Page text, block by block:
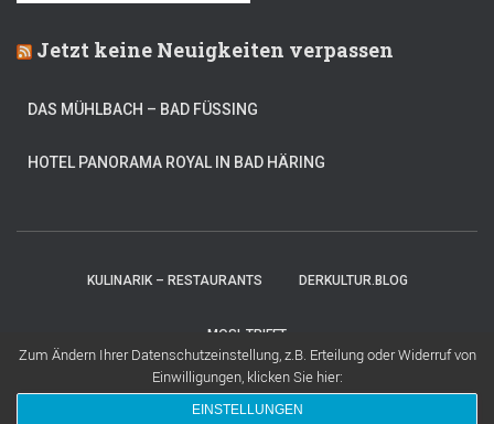
Jetzt keine Neuigkeiten verpassen
DAS MÜHLBACH – BAD FÜSSING
HOTEL PANORAMA ROYAL IN BAD HÄRING
KULINARIK – RESTAURANTS DERKULTUR.BLOG
MOSI-TRIFFT
Hestia | Entwickelt vonThemeIsle
Zum Ändern Ihrer Datenschutzeinstellung, z.B. Erteilung oder Widerruf von
Einwilligungen, klicken Sie hier:
EINSTELLUNGEN